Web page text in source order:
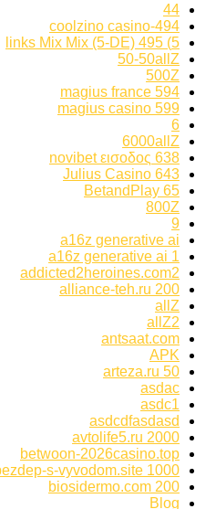
44
494-coolzino casino
5) 495 links Mix Mix (5-DE)
50-50allZ
500Z
594 magius france
599 magius casino
6
6000allZ
638 novibet εισοδος
643 Julius Casino
65 BetandPlay
800Z
9
a16z generative ai
a16z generative ai 1
addicted2heroines.com2
alliance-teh.ru 200
allZ
allZ2
antsaat.com
APK
arteza.ru 50
asdac
asdc1
asdcdfasdasd
avtolife5.ru 2000
betwoon-2026casino.top
s-vyvodom.site 1000
biosidermo.com 200
Blog